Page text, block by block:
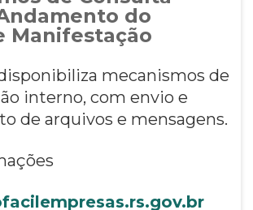
do
Manifestação
mecanismos de
interno, com envio e
de arquivos e mensagens.